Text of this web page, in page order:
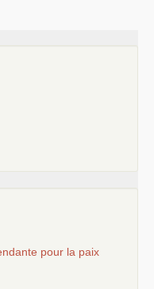
pour la paix